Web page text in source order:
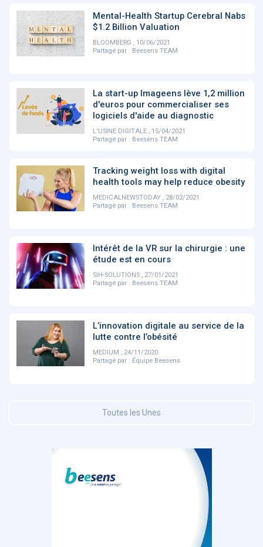
Mental-Health Startup Cerebral Nabs
$1.2 Billion Valuation
BLOOMBERG , 10/06/2021
Partagé par : Beesens TEAM
La start-up Imageens lève 1,2 million
d'euros pour commercialiser ses
logiciels d'aide au diagnostic
L'USINE DIGITALE , 15/04/2021
Partagé par : Beesens TEAM
Tracking weight loss with digital
health tools may help reduce obesity
MEDICALNEWSTODAY , 28/02/2021
Partagé par : Beesens TEAM
Intérêt de la VR sur la chirurgie : une
étude est en cours
SIH-SOLUTIONS , 27/01/2021
Partagé par : Beesens TEAM
L’innovation digitale au service de la
lutte contre l’obésité
MEDIUM , 24/11/2020
Partagé par : Équipe Beesens
Toutes les Unes
‹ 1 2 3 4 5 ›
VIDÉO 1015
Cancer du sein : de
nouvelles pistes pour des
détections précoces - ...
"Le stéthoscope du 21ème
l'intelligence artificiell...
‹ 1 2 3 4
DOCUMENTATION 886
Reasoning in
Large
Language
Models
for
Cardiovascular
MEMBRES BEESENS 52
Amélie BEAUX